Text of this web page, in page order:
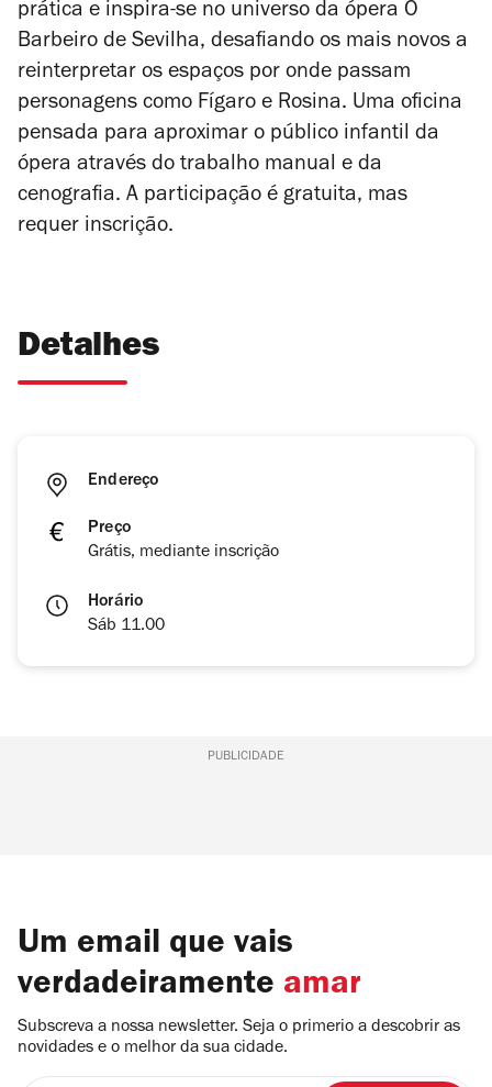
prática e inspira-se no universo da ópera O
Barbeiro de Sevilha, desafiando os mais novos a
reinterpretar os espaços por onde passam
personagens como Fígaro e Rosina. Uma oficina
pensada para aproximar o público infantil da
ópera através do trabalho manual e da
cenografia. A participação é gratuita, mas
requer inscrição.
Detalhes
Endereço
Preço
Grátis, mediante inscrição
Horário
Sáb 11.00
PUBLICIDADE
Um email que vais
verdadeiramente amar
Subscreva a nossa newsletter. Seja o primerio a descobrir as
novidades e o melhor da sua cidade.